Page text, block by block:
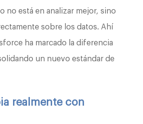
no está en analizar mejor, sino
sobre los datos. Ahí
ha marcado la diferencia
un nuevo estándar de
realmente con